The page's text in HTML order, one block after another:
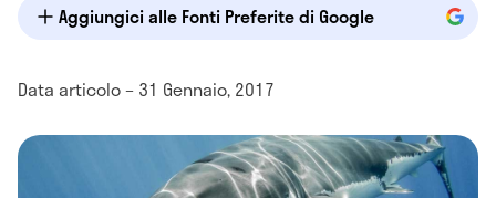
Aggiungici alle Fonti Preferite di Google
Data articolo – 31 Gennaio, 2017